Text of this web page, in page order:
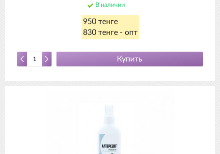
В наличии
950 тенге
830 тенге - опт
Купить